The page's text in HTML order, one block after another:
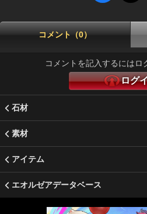
コメント（0）
コメントを記入するにはロ
ログ
石材
素材
アイテム
エオルゼアデータベース